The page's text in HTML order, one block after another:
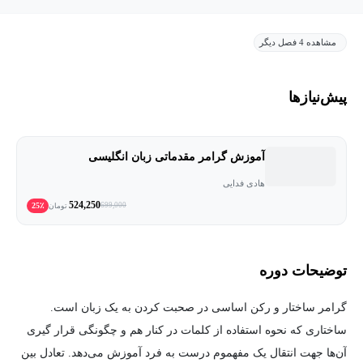
مشاهده 4 فصل دیگر
پیش‌نیاز‌ها
آموزش گرامر مقدماتی زبان انگلیسی
هادی فدایی
699,000
524,250 تومان 25٪
توضیحات دوره
گرامر ساختار و رکن اساسی در صحبت کردن به یک زبان است.
ساختاری که نحوه‌ استفاده از کلمات در کنار هم و چگونگی قرار گیری
آن‌ها جهت انتقال یک مفهموم درست به فرد آموزش می‌دهد. تعادل بین